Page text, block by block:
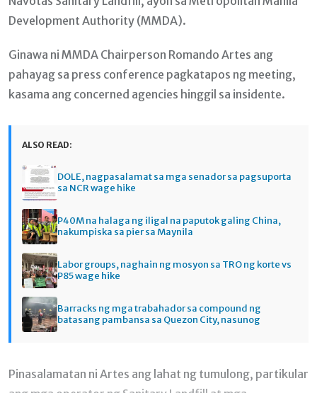
Development Authority (MMDA).
Ginawa ni MMDA Chairperson Romando Artes ang
pahayag sa press conference pagkatapos ng meeting,
kasama ang concerned agencies hinggil sa insidente.
ALSO READ:
DOLE, nagpasalamat sa mga senador sa pagsuporta
sa NCR wage hike
P40M na halaga ng iligal na paputok galing China,
nakumpiska sa pier sa Maynila
Labor groups, naghain ng mosyon sa TRO ng korte vs
P85 wage hike
Barracks ng mga trabahador sa compound ng
batasang pambansa sa Quezon City, nasunog
Pinasalamatan ni Artes ang lahat ng tumulong, partikular